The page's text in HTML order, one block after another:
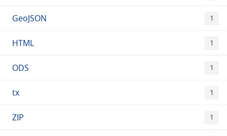
GeoJSON 1
HTML 1
ODS 1
tx 1
ZIP 1